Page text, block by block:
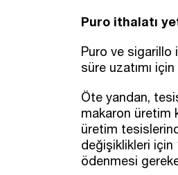
Puro ithalatı
Puro ve sigarillo
süre uzatımı
Öte yandan,
makaron üretim
üretim
değişiklikleri için
ödenmesi